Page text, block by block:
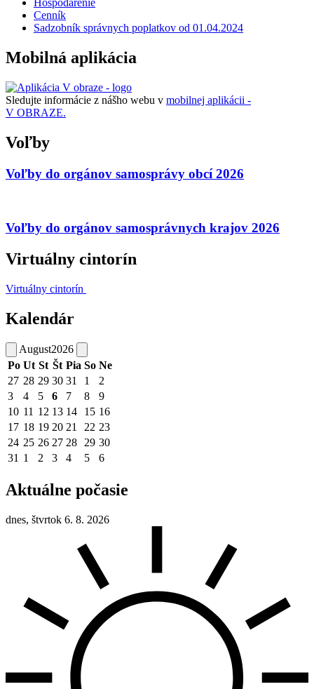
Hospodárenie
Cenník
Sadzobník správnych poplatkov od 01.04.2024
Mobilná aplikácia
Sledujte informácie z nášho webu v mobilnej aplikácii -
V OBRAZE.
Voľby
Voľby do orgánov samosprávy obcí 2026
Voľby do orgánov samosprávnych krajov 2026
Virtuálny cintorín
Virtuálny cintorín
Kalendár
August2026
Po Ut St Št Pia So Ne
27 28 29 30 31 1
2
3
4 5 6 7 8
9
10 11 12 13 14 15 16
17 18 19 20 21 22 23
24 25 26 27 28 29 30
31 1 2 3 4 5 6
Aktuálne počasie
dnes, štvrtok 6. 8. 2026